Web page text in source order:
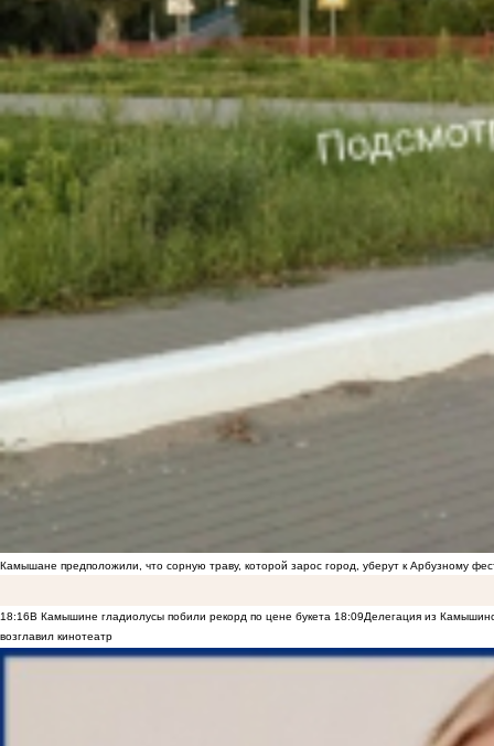
Камышане предположили, что сорную траву, которой зарос город, уберут к Арбузному
18:16В Камышине гладиолусы побили рекорд по цене букета 18:09Делегация из
возглавил кинотеатр